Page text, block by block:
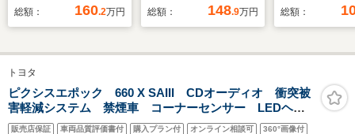
ニター/ナビ/ワンセグ
総額： 160.2万円
ドライブレコーダー
総額： 148.9万円
ETC 片側電
総額：
トヨタ
ピクシスエポック 660 X SAIII CDオーディオ 衝突被
害軽減システム 禁煙車 コーナーセンサー LEDヘッ
ド オートハイビーム オートライト
販売店保証 車両品質評価書付 購入プラン付 オンライン相談可 360°画像付